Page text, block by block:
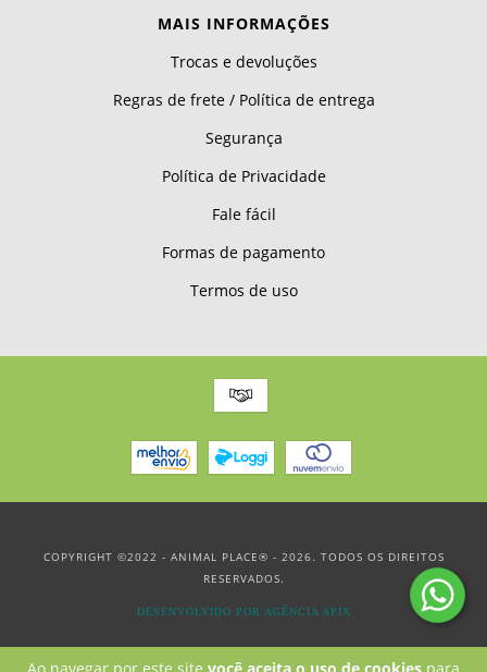
MAIS INFORMAÇÕES
Trocas e devoluções
Regras de frete / Política de entrega
Segurança
Política de Privacidade
Fale fácil
Formas de pagamento
Termos de uso
COPYRIGHT ©2022 - ANIMAL PLACE® - 2026. TODOS OS DIREITOS
RESERVADOS.
DESENVOLVIDO POR AGÊNCIA APIX